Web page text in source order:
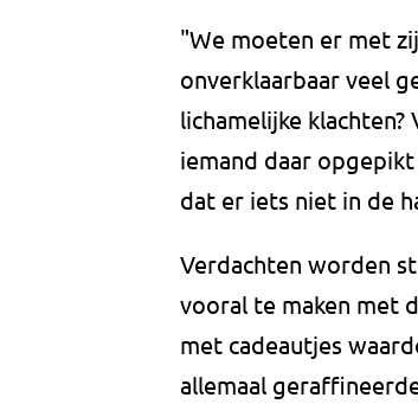
"We moeten er met
onverklaarbaar veel
lichamelijke
iemand daar
dat er iets niet in de
Verdachten worden
vooral te maken met
met cadeautjes
allemaal